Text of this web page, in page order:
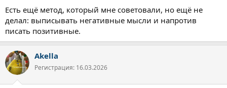
Сердце стучит бешено.
Дыхание становится поверхностным (что как раз и может
Мышцы зажимаются (особенно шея и плечи).
Начинается тошнота или «медвежья болезнь»
(кишечник избавляется от лишнего для бегства).
Есть ещё метод, который мне советовали, но ещё не
делал: выписывать негативные мысли и напротив
писать позитивные.
Akella
Регистрация: 16.03.2026